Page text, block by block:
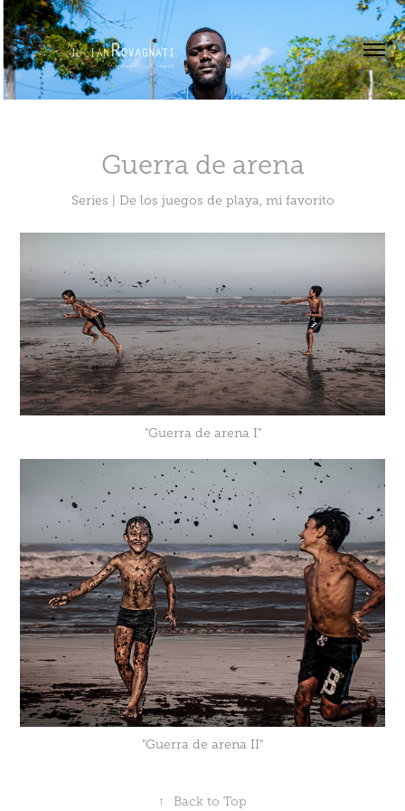
Guerra de arena
Series | De los juegos de playa, mi favorito
"Guerra de arena I"
"Guerra de arena II"
↑ Back to Top